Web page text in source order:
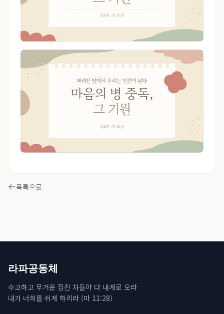
목록으로
라파공동체
수고하고 무거운 짐진 자들아 다 내게로 오라
내가 너희를 쉬게 하리라 (마 11:28)